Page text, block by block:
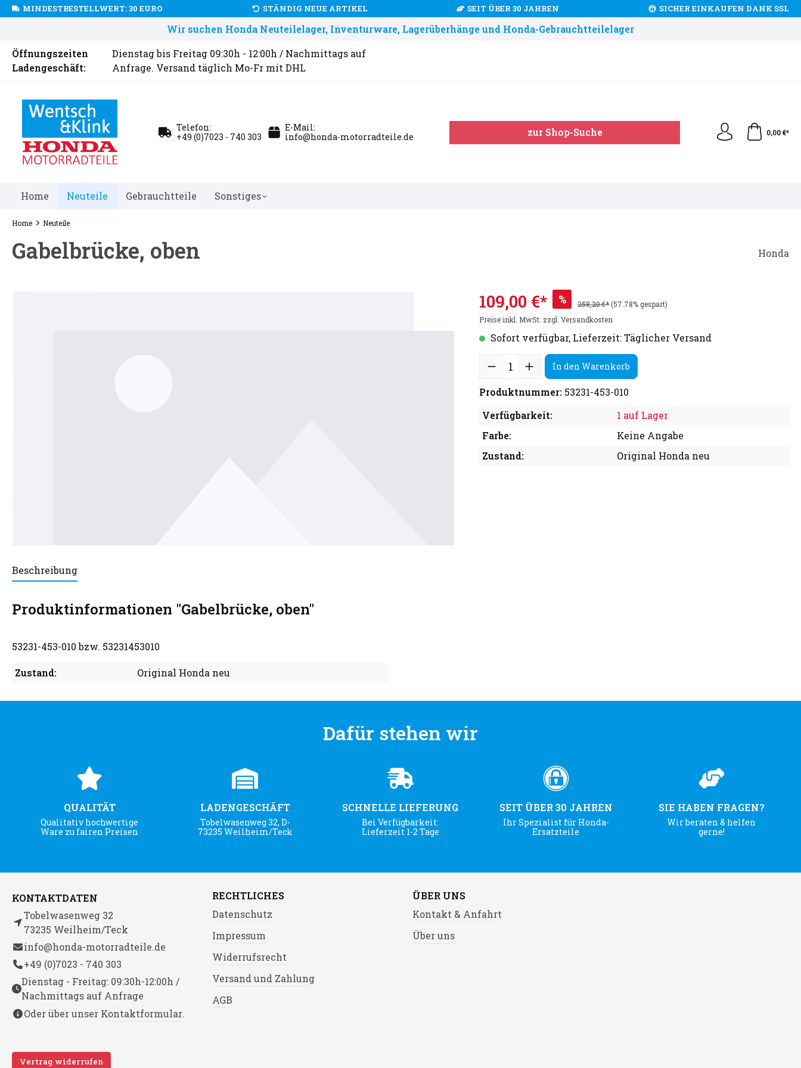
MINDESTBESTELLWERT: 30 EURO STÄNDIG NEUE ARTIKEL SEIT ÜBER 30 JAHREN SICHER EINKAUFEN DANK SSL
Wir suchen Honda Neuteilelager, Inventurware, Lagerüberhänge und Honda-Gebrauchtteilelager
Öffnungszeiten
Ladengeschäft:
Dienstag bis Freitag 09:30h - 12:00h / Nachmittags auf
Anfrage. Versand täglich Mo-Fr mit DHL
Telefon:
+49 (0)7023 - 740 303
E-Mail:
info@honda-motorradteile.de
zur Shop-Suche 0,00 €*
Home Neuteile Gebrauchtteile Sonstiges
Home Neuteile
Gabelbrücke, oben Honda
109,00 €* % 258,20 €*(57.78% gespart)
Preise inkl. MwSt. zzgl. Versandkosten
Sofort verfügbar, Lieferzeit: Täglicher Versand
In den Warenkorb
Produktnummer: 53231-453-010
Verfügbarkeit:
1 auf Lager
Farbe:
Keine Angabe
Zustand:
Original Honda neu
Beschreibung
Produktinformationen "Gabelbrücke, oben"
53231-453-010 bzw. 53231453010
Zustand: Original Honda neu
Dafür stehen wir
QUALITÄT
Qualitativ hochwertige
Ware zu fairen Preisen
LADENGESCHÄFT
Tobelwasenweg 32, D-
73235 Weilheim/Teck
SCHNELLE LIEFERUNG
Bei Verfügbarkeit:
Lieferzeit 1-2 Tage
SEIT ÜBER 30 JAHREN
Ihr Spezialist für Honda-
Ersatzteile
SIE HABEN FRAGEN?
Wir beraten & helfen
gerne!
KONTAKTDATEN
Tobelwasenweg 32
73235 Weilheim/Teck
info@honda-motorradteile.de
+49 (0)7023 - 740 303
Dienstag - Freitag: 09:30h-12:00h /
Nachmittags auf Anfrage
Oder über unser Kontaktformular.
Vertrag widerrufen
RECHTLICHES
Datenschutz
Impressum
Widerrufsrecht
Versand und Zahlung
AGB
ÜBER UNS
Kontakt & Anfahrt
Über uns